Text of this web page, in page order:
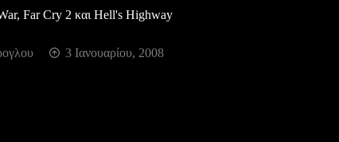
Far Cry 2 και Hell's Highway
3 Ιανουαρίου, 2008